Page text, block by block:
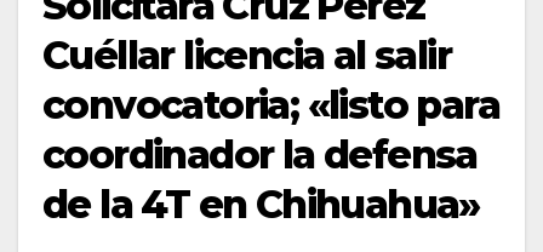
Cuéllar licencia al salir
convocatoria; «listo para
coordinador la defensa
de la 4T en Chihuahua»